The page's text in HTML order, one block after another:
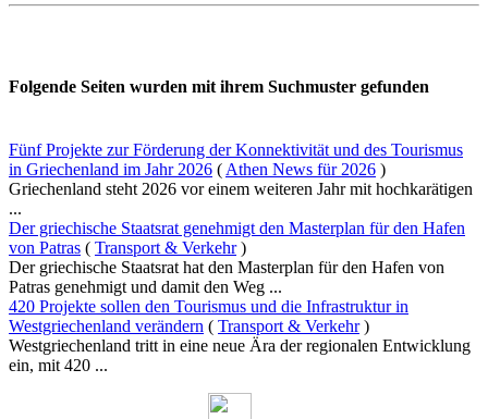
Folgende Seiten wurden mit ihrem Suchmuster gefunden
Fünf Projekte zur Förderung der Konnektivität und des Tourismus
in Griechenland im Jahr 2026 ( Athen News für 2026 )
Griechenland steht 2026 vor einem weiteren Jahr mit hochkarätigen
...
Der griechische Staatsrat genehmigt den Masterplan für den Hafen
von Patras ( Transport & Verkehr)
Der griechische Staatsrat hat den Masterplan für den Hafen von
Patras genehmigt und damit den Weg ...
420 Projekte sollen den Tourismus und die Infrastruktur in
Westgriechenland verändern ( Transport & Verkehr)
Westgriechenland tritt in eine neue Ära der regionalen Entwicklung
ein, mit 420 ...